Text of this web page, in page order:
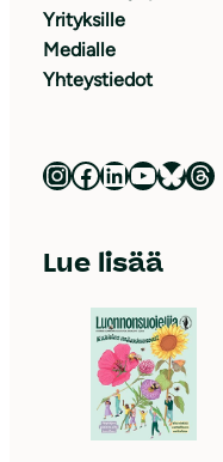
Yrityksille
Medialle
Yhteystiedot
Luonnonsuojeluliitto Instagramissa Luonnonsuojeluliitto Facebookissa Luonnonsuojeluliitto LinkedInissä Luonnonsuojeluliiton YouTube-kanava Luonnonsuojeluliitto Blueskyssa Luonnonsuojeluliitto Threadsissa
Lue lisää